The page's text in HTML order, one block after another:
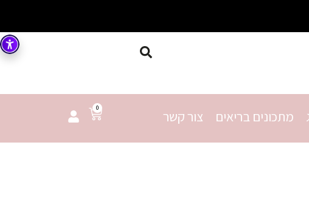
מתכונים בריאים צור קשר
0